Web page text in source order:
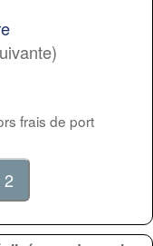
frais de port